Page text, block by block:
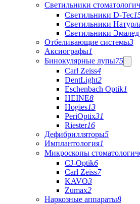
Светильники
Светильники D-Tec
Светильники
Светильники
Отбеливающие системы3
Аксиографы1
Бинокулярные лупы75
Carl Zeiss4
DentLight2
Eschenbach Optik1
HEINE8
Hogies13
PeriOptix31
Riester16
Дефибрилляторы5
Имплантология1
Микроскопы
CJ-Optik6
Carl Zeiss7
KAVO3
Zumax2
Наркозные аппараты8